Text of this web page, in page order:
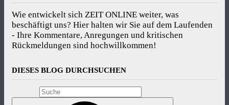
Wie entwickelt sich ZEIT ONLINE weiter, was
beschäftigt uns? Hier halten wir Sie auf dem Laufenden
- Ihre Kommentare, Anregungen und kritischen
Rückmeldungen sind hochwillkommen!
DIESES BLOG DURCHSUCHEN